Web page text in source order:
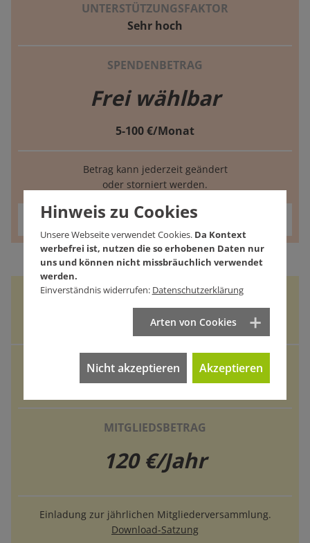
UNTERSTÜTZUNGSFAKTOR
Sehr hoch
SPENDENBETRAG
Frei wählbar
5-100 €/Monat
Betrag kann jederzeit geändert
oder storniert werden.
Jetzt unterstützen
Mitgliedschaft
Dauerhaft
UNTERSTÜTZUNGSFAKTOR
Mittel
MITGLIEDSBETRAG
120 €/Jahr
Einladung zur jährlichen Mitgliederversammlung.
Download-Satzung
Hinweis zu Cookies
Unsere Webseite verwendet Cookies. Da Kontext
werbefrei ist, nutzen die so erhobenen Daten nur
uns und können nicht missbräuchlich verwendet
werden.
Einverständnis widerrufen: Datenschutzerklärung
Arten von Cookies
Nicht akzeptieren Akzeptieren